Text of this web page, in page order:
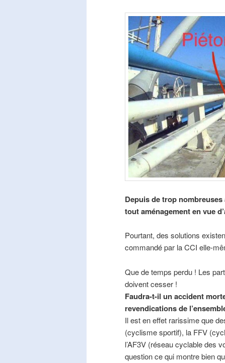
Depuis de trop nombreuses
tout aménagement en vue
Pourtant, des solutions
commandé par la CCI elle-
Que de temps perdu ! Les
doivent cesser !
Faudra-t-il un accident
revendications de
Il est en effet rarissime que
(cyclisme sportif), la FFV
l’AF3V (réseau cyclable des
question ce qui montre bien